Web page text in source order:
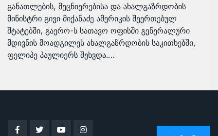
განათლების, მეცნიერებისა და ახალგაზრდობის
მინისტრი გივი მიქანაძე ამერიკის შეერთებულ
შტატებში, გაერო-ს სათავო ოფისში გენერალური
მდივნის მოადგილეს ახალგაზრდობის საკითხებში,
ფელიპე პაულიერს შეხვდა.…